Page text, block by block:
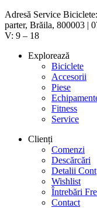
Adresă Service
parter, Brăila, 800003 |
V: 9 – 18
Explorează
Biciclete
Accesorii
Piese
Fitness
Service
Clienți
Comenzi
Descărcări
Detalii Cont
Wishlist
Întrebări
Contact